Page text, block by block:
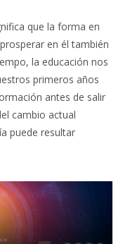
que la forma en
en él también
la educación nos
primeros años
antes de salir
cambio actual
puede resultar